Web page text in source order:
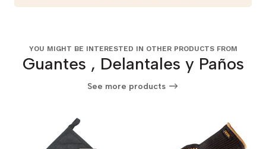
YOU MIGHT BE INTERESTED IN OTHER PRODUCTS FROM
Guantes , Delantales y Paños
See more products